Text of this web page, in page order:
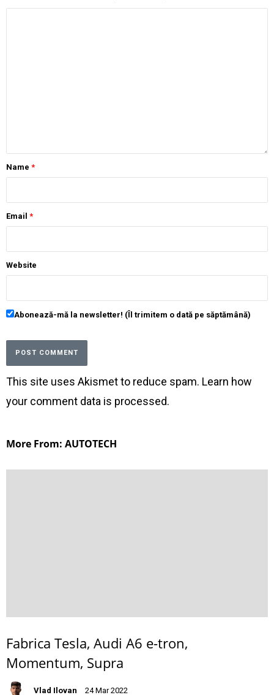
Name *
Email *
Website
Abonează-mă la newsletter! (Îl trimitem o dată pe săptămână)
This site uses Akismet to reduce spam. Learn how
your comment data is processed.
More From: AUTOTECH
Fabrica Tesla, Audi A6 e-tron,
Momentum, Supra
Vlad Ilovan 24 Mar 2022